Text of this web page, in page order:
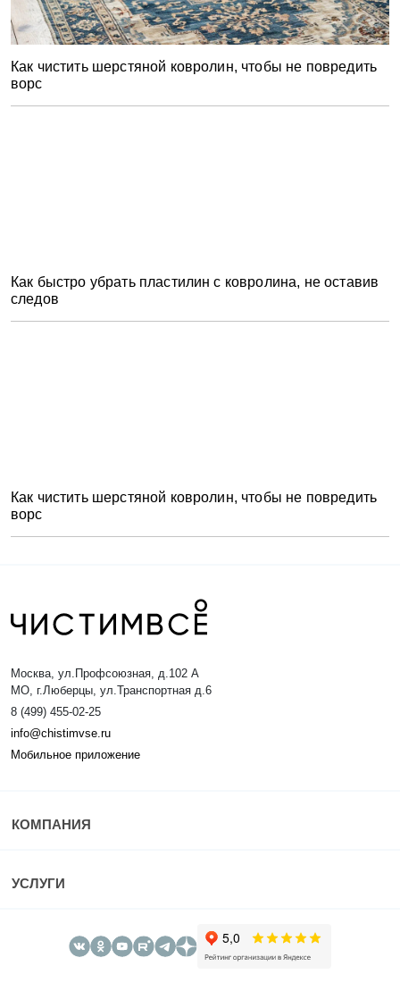
Как чистить шерстяной ковролин, чтобы не повредить
ворс
Как быстро убрать пластилин с ковролина, не оставив
следов
Как чистить шерстяной ковролин, чтобы не повредить
ворс
Москва, ул.Профсоюзная, д.102 А
МО, г.Люберцы, ул.Транспортная д.6
8 (499) 455-02-25
info@chistimvse.ru
Мобильное приложение
КОМПАНИЯ
УСЛУГИ